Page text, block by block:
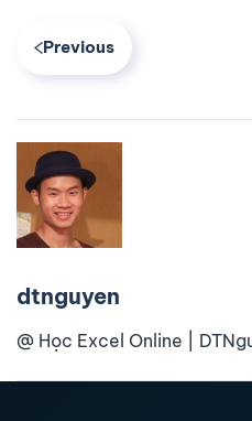
Previous
dtnguyen
@ Học Excel Online |